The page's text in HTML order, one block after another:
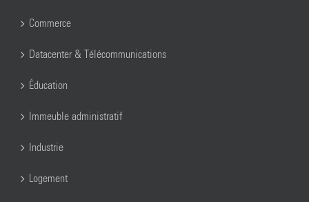
Commerce
Datacenter & Télécommunications
Éducation
Immeuble administratif
Industrie
Logement